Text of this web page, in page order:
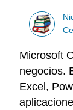
Microsoft
negocios.
Excel,